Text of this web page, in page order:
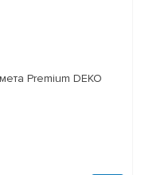
Premium DEKO